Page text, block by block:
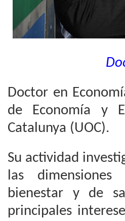
Doctor en
de Economía y
Catalunya (UOC).
Su actividad
las dimensiones
bienestar y de
principales